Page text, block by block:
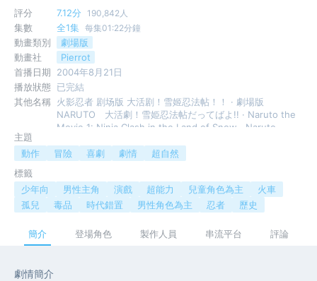
評分 7.12分 190,842人
集數 全1集 每集01:22分鐘
動畫類別
劇場版
動畫社
Pierrot
首播日期
2004年8月21日
播放狀態 已完結
其他名稱 火影忍者 剧场版 大活剧！雪姬忍法帖！！ · 劇場版
NARUTO 大活劇！雪姫忍法帖だってばよ!! · Naruto the
Movie 1: Ninja Clash in the Land of Snow · Naruto
Dattebayo!
主題
動作
冒險 喜劇 劇情
超自然
標籤
少年向
男性主角 演戲 超能力 兒童角色為主
火車
孤兒
毒品 時代錯置 男性角色為主 忍者 歷史
簡介 登場角色 製作人員 串流平台 評論
劇情簡介